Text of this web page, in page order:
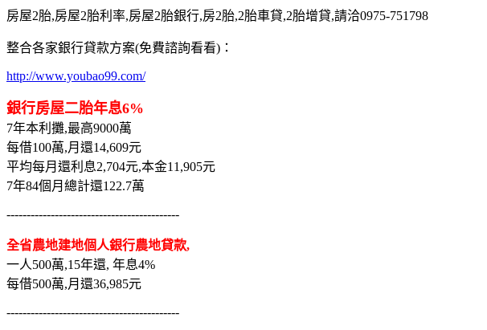
房屋2胎,房屋2胎利率,房屋2胎銀行,房2胎,2胎車貸,2胎增貸,請洽0975-751798
整合各家銀行貸款方案(免費諮詢看看)：
http://www.youbao99.com/
銀行房屋二胎年息6%
7年本利攤,最高9000萬
每借100萬,月還14,609元
平均每月還利息2,704元,本金11,905元
7年84個月總計還122.7萬
-------------------------------------------
全省農地建地個人銀行農地貸款,
一人500萬,15年還, 年息4%
每借500萬,月還36,985元
-------------------------------------------